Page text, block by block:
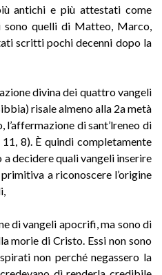
antichi e più attestati come
quelli di Matteo, Marco,
scritti pochi decenni dopo la
divina dei quattro vangeli
risale almeno alla 2a metà
di sant’lreneo di
8). È quindi completamente
decidere quali vangeli inserire
a riconoscere l’origine
di vangeli apocrifi, ma sono di
morie di Cristo. Essi non sono
non perché negassero la